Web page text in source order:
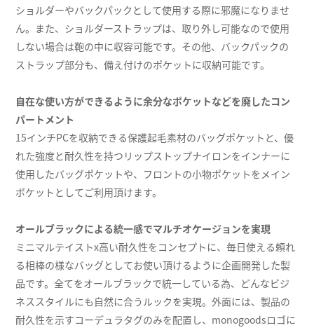
ショルダーやバックパックとして使用する際に邪魔になりませ
ん。また、ショルダーストラップは、取り外し可能なので使用
しない場合は鞄の中に収容可能です。その他、バックパックの
ストラップ部分も、備え付けのポケットに収納可能です。
自在な使い方ができるように余分なポケットなどを廃したコン
パートメント
15インチPCを収納できる保護起毛素材のバッグポケットと、優
れた強度と耐久性を持つリップストップナイロンをインナーに
使用したバッグポケットや、フロントの小物ポケットをメイン
ポケットとしてご利用頂けます。
オールブラックによる統一感でマルチオケージョンを実現
ミニマルテイストx高い耐久性をコンセプトに、毎日使える頼れ
る相棒の様なバッグとしてお使い頂けるように企画開発した製
品です。全てをオールブラックで統一している為、どんなビジ
ネススタイルにも自然に合うルックを実現。外面には、製品の
耐久性を示すコーデュラタグのみを配置し、monogoodsロゴに